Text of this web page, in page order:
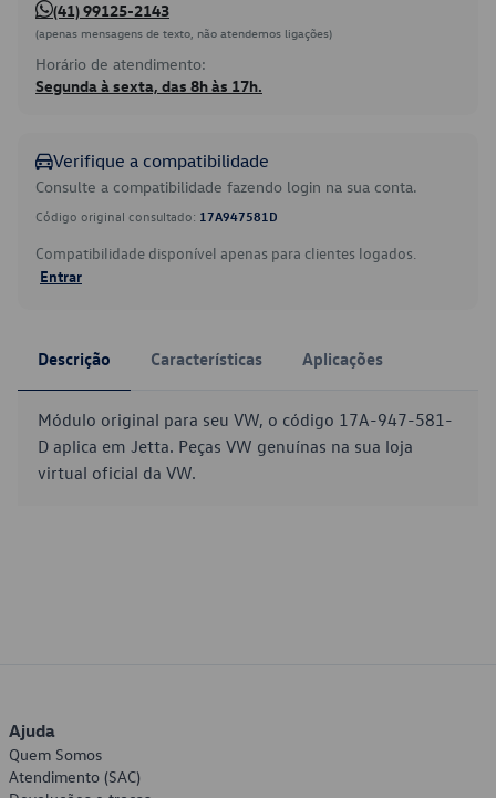
(41) 99125-2143
(apenas mensagens de texto, não atendemos ligações)
Horário de atendimento:
Segunda à sexta, das 8h às 17h.
Verifique a compatibilidade
Consulte a compatibilidade fazendo login na sua conta.
Código original consultado: 17A947581D
Compatibilidade disponível apenas para clientes logados.
Entrar
Descrição Características Aplicações
Módulo original para seu VW, o código 17A-947-581-
D aplica em Jetta. Peças VW genuínas na sua loja
virtual oficial da VW.
Ajuda
Quem Somos
Atendimento (SAC)